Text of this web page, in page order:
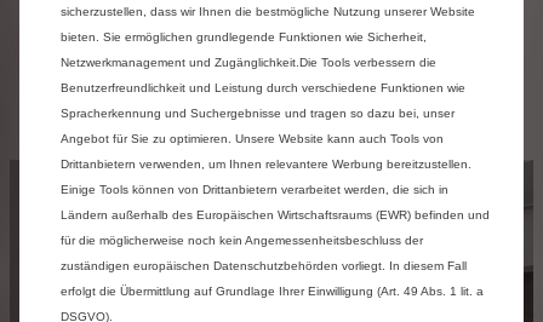
Modell entdecken
sicherzustellen, dass wir Ihnen die bestmögliche Nutzung unserer Website
bieten. Sie ermöglichen grundlegende Funktionen wie Sicherheit,
Netzwerkmanagement und Zugänglichkeit.Die Tools verbessern die
Benutzerfreundlichkeit und Leistung durch verschiedene Funktionen wie
Spracherkennung und Suchergebnisse und tragen so dazu bei, unser
Angebot für Sie zu optimieren. Unsere Website kann auch Tools von
Drittanbietern verwenden, um Ihnen relevantere Werbung bereitzustellen.
Einige Tools können von Drittanbietern verarbeitet werden, die sich in
Ländern außerhalb des Europäischen Wirtschaftsraums (EWR) befinden und
für die möglicherweise noch kein Angemessenheitsbeschluss der
zuständigen europäischen Datenschutzbehörden vorliegt. In diesem Fall
erfolgt die Übermittlung auf Grundlage Ihrer Einwilligung (Art. 49 Abs. 1 lit. a
DSGVO).